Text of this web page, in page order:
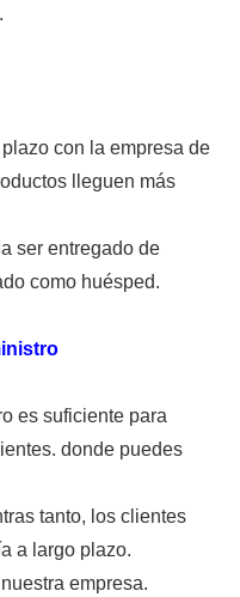
con la empresa de
lleguen más
ser entregado de
como huésped.
es suficiente para
donde puedes
tanto, los clientes
a largo plazo.
empresa.